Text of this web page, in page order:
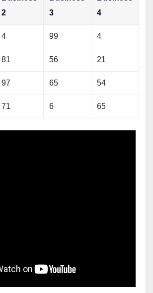
2
3
4
4 99 4
81 56 21
97 65 54
71 6 65